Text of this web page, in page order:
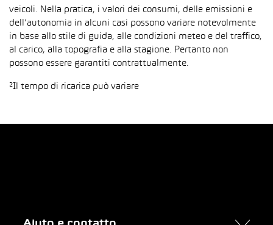
veicoli. Nella pratica, i valori dei consumi, delle emissioni e
dell’autonomia in alcuni casi possono variare notevolmente
in base allo stile di guida, alle condizioni meteo e del traffico,
al carico, alla topografia e alla stagione. Pertanto non
possono essere garantiti contrattualmente.
²Il tempo di ricarica può variare